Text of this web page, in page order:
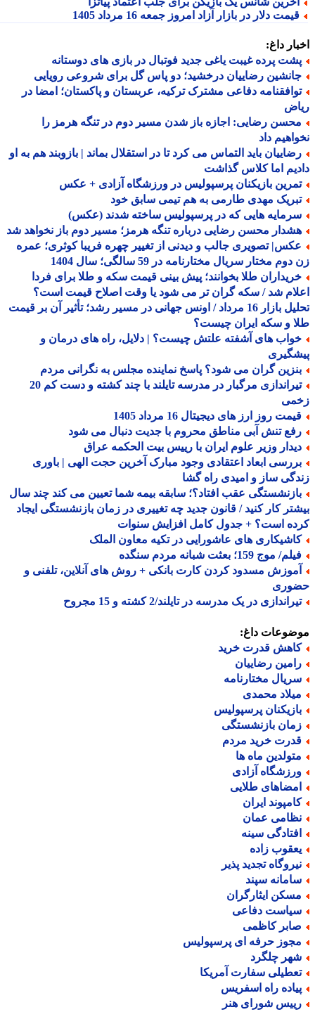
دلار در بازار آزاد امروز جمعه 16 مرداد 1405
داغ:
پرده غیبت یاغی جدید فوتبال در بازی های دوستانه
رضاییان درخشید؛ دو پاس گل برای شروعی رویایی
دفاعی مشترک ترکیه، عربستان و پاکستان؛ امضا در
رضایی: اجازه باز شدن مسیر دوم در تنگه هرمز را
داد
باید التماس می کرد تا در استقلال بماند | بازوبند هم به او
اما کلاس گذاشت
بازیکنان پرسپولیس در ورزشگاه آزادی + عکس
مهدی طارمی به هم تیمی سابق خود
هایی که در پرسپولیس ساخته شدند (عکس)
محسن رضایی درباره تنگه هرمز؛ مسیر دوم باز نخواهد شد
تصویری جالب و دیدنی از تغییر چهره فریبا کوثری؛ عمره
مختار سریال مختارنامه در 59 سالگی؛ سال 1404
طلا بخوانند؛ پیش بینی قیمت سکه و طلا برای فردا
شد / سکه گران تر می شود یا وقت اصلاح قیمت است؟
تحلیل بازار 16 مرداد / اونس جهانی در مسیر رشد؛ تأثیر آن بر قیمت
و سکه ایران چیست؟
های آشفته علتش چیست؟ | دلایل، راه های درمان و
گران می شود؟ پاسخ نماینده مجلس به نگرانی مردم
تیراندازی مرگبار در مدرسه تایلند با چند کشته و دست کم 20
روز ارز های دیجیتال 16 مرداد 1405
تنش آبی مناطق محروم با جدیت دنبال می شود
وزیر علوم ایران با رییس بیت الحکمه عراق
ابعاد اعتقادی وجود مبارک آخرین حجت الهی | باوری
ساز و امیدی راه گشا
عقب افتاد؟؛ سابقه بیمه شما تعیین می کند چند سال
کار کنید / قانون جدید چه تغییری در زمان بازنشستگی ایجاد
است؟ + جدول کامل افزایش سنوات
های عاشورایی در تکیه معاون الملک
موج 159؛ بعثت شبانه مردم سنگده
مسدود کردن کارت بانکی + روش های آنلاین، تلفنی و
در یک مدرسه در تایلند/2 کشته و 15 مجروح
داغ:
قدرت خرید
رضاییان
مختارنامه
محمدی
پرسپولیس
بازنشستگی
خرید مردم
ماه ها
آزادی
طلایی
ایران
عمان
سینه
زاده
تجدید پذیر
سپند
ایثارگران
دفاعی
کاظمی
حرفه ای پرسپولیس
چلگرد
سفارت آمریکا
راه اسفریس
شورای هنر